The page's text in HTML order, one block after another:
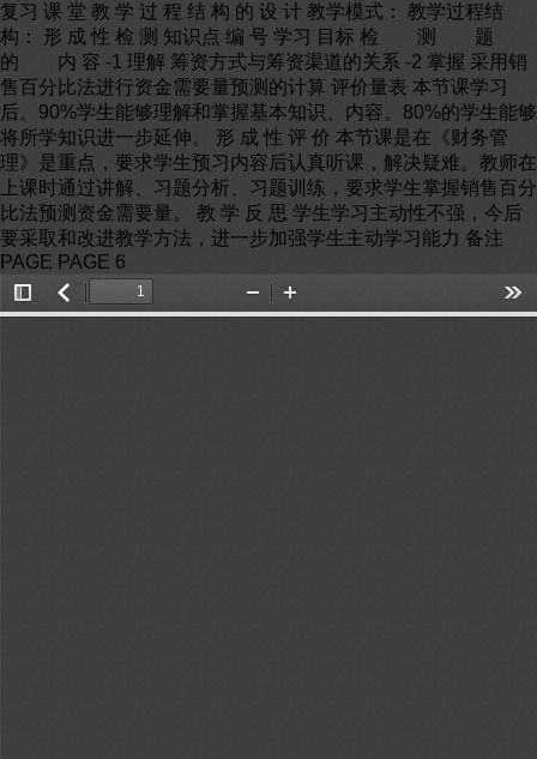
复习 课 堂 教 学 过 程 结 构 的 设 计 教学模式： 教学过程结
构： 形 成 性 检 测 知识点 编 号 学习 目标 检 测 题
的 内 容 -1 理解 筹资方式与筹资渠道的关系 -2 掌握 采用销
售百分比法进行资金需要量预测的计算 评价量表 本节课学习
后。90%学生能够理解和掌握基本知识、内容。80%的学生能够
将所学知识进一步延伸。 形 成 性 评 价 本节课是在《财务管
理》是重点，要求学生预习内容后认真听课，解决疑难。教师在
上课时通过讲解、习题分析、习题训练，要求学生掌握销售百分
比法预测资金需要量。 教 学 反 思 学生学习主动性不强，今后
要采取和改进教学方法，进一步加强学生主动学习能力 备注
PAGE PAGE 6
Toggle返
Zoom